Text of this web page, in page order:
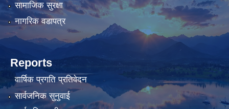
सामाजिक सुरक्षा
नागरिक वडापत्र
Reports
वार्षिक प्रगति प्रतिवेदन
सार्वजनिक सुनुवाई